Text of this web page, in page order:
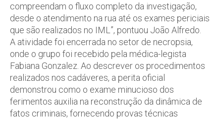
compreendam o fluxo completo da investigação,
desde o atendimento na rua até os exames periciais
que são realizados no IML”, pontuou João Alfredo.
A atividade foi encerrada no setor de necropsia,
onde o grupo foi recebido pela médica-legista
Fabiana Gonzalez. Ao descrever os procedimentos
realizados nos cadáveres, a perita oficial
demonstrou como o exame minucioso dos
ferimentos auxilia na reconstrução da dinâmica de
fatos criminais, fornecendo provas técnicas